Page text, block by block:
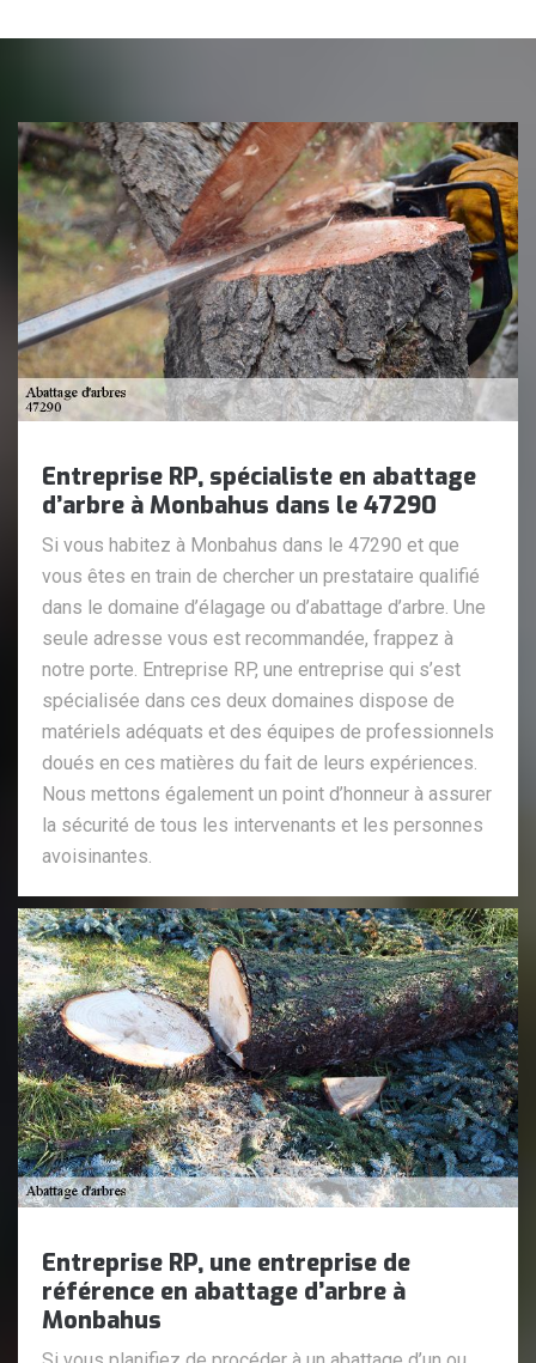
Entreprise RP, spécialiste en abattage
d’arbre à Monbahus dans le 47290
Si vous habitez à Monbahus dans le 47290 et que
vous êtes en train de chercher un prestataire qualifié
dans le domaine d’élagage ou d’abattage d’arbre. Une
seule adresse vous est recommandée, frappez à
notre porte. Entreprise RP, une entreprise qui s’est
spécialisée dans ces deux domaines dispose de
matériels adéquats et des équipes de professionnels
doués en ces matières du fait de leurs expériences.
Nous mettons également un point d’honneur à assurer
la sécurité de tous les intervenants et les personnes
avoisinantes.
Entreprise RP, une entreprise de
référence en abattage d’arbre à
Monbahus